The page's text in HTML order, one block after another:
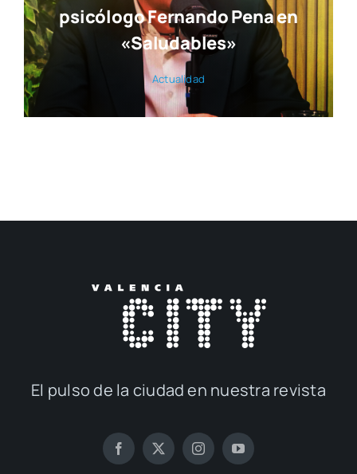
psicólogo Fernando Pena en
«Saludables»
Actua­li­dad
El pul­so de la ciu­dad en nues­tra revis­ta